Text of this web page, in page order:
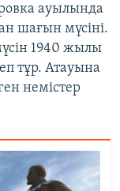
ауылында
шағын мүсіні.
1940 жылы
тұр. Атауына
немістер